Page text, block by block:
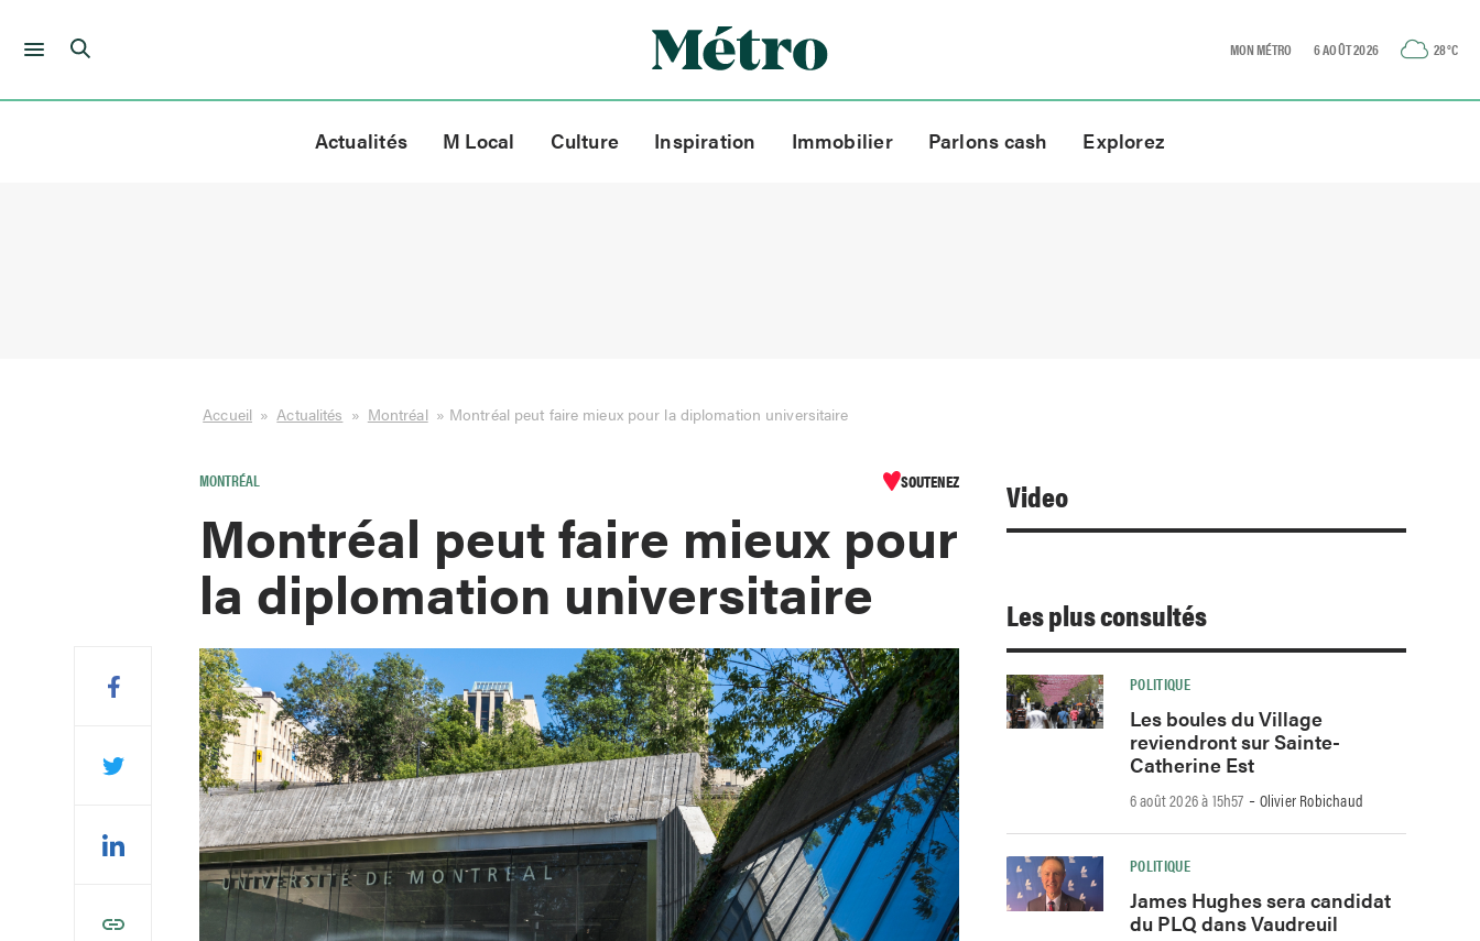
Skip
MON MÉTRO 6 AOÛT 2026 28°C
Actualités M Local Culture Inspiration Immobilier Parlons cash Explorez
Accueil » Actualités » Montréal » Montréal peut faire mieux pour la diplomation universitaire
MONTRÉAL SOUTENEZ
Montréal peut faire mieux pour
la diplomation universitaire
Video
Les plus consultés
POLITIQUE
Les boules du Village
reviendront sur Sainte-
Catherine Est
6 août 2026 à 15h57 -Olivier Robichaud
POLITIQUE
James Hughes sera candidat
du PLQ dans Vaudreuil